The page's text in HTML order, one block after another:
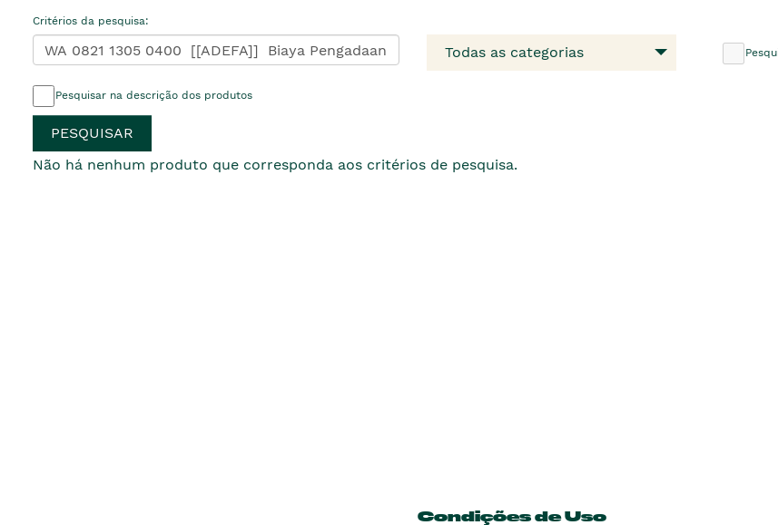
Critérios da pesquisa:
Todas as categorias
Pesquisar na descrição dos produtos
Não há nenhum produto que corresponda aos critérios de pesquisa.
Condições de Uso